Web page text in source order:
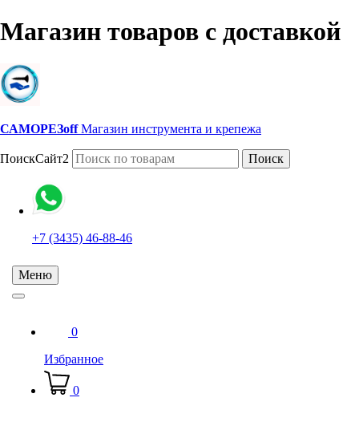
Магазин товаров с доставкой
САМОРЕЗoff Магазин инструмента и крепежа
ПоискСайт2 Поиск
+7 (3435) 46-88-46
Меню
0
Избранное
0